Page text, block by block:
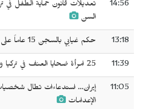
14:56
تعديلات قانون حماية الطفل في
السن
13:18 حكم غيابي بالسجن 15 عاماً على المصورة الإيرانية يلدا معيري
11:39 25 امرأة ضحايا العنف في تركيا وشمال كردستان خلال شهر
11:05
إيران... استدعاءات تطال
الإعدامات